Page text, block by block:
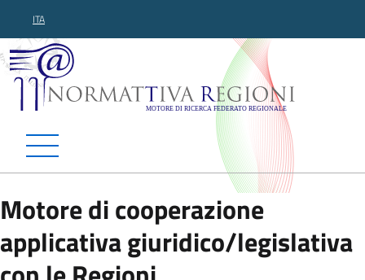
ITA
Normattiva Regioni -
Motore di cooperazione
applicativa giuridico/legislativa